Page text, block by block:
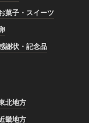
菓子・スイーツ
謝状・記念品
北地方
畿地方